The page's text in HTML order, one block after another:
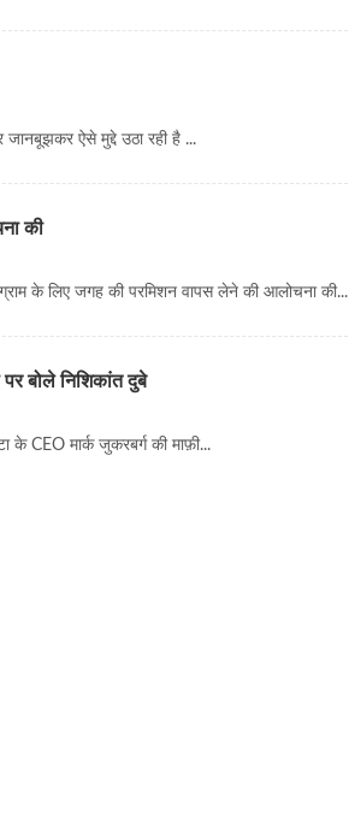
ऐसे मुद्दे उठा रही है ...
की
के लिए जगह की परमिशन वापस लेने की आलोचना की...
बोले निशिकांत दुबे
के CEO मार्क जुकरबर्ग की माफ़ी...